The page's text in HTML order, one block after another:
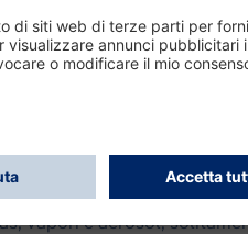
vapori e aerosol,